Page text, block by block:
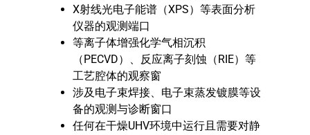
X射线光电子能谱（XPS）等表面分析
仪器的观测端口
等离子体增强化学气相沉积
（PECVD）、反应离子刻蚀（RIE）等
工艺腔体的观察窗
涉及电子束焊接、电子束蒸发镀膜等设
备的观测与诊断窗口
任何在干燥UHV环境中运行且需要对静